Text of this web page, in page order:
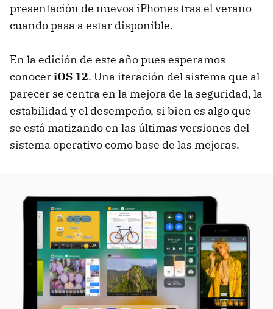
presentación de nuevos iPhones tras el verano
cuando pasa a estar disponible.
En la edición de este año pues esperamos
conoceriOS 12. Una iteración del sistema que al
parecer se centra en la mejora de la seguridad, la
estabilidad y el desempeño, si bien es algo que
se está matizando en las últimas versiones del
sistema operativo como base de las mejoras.